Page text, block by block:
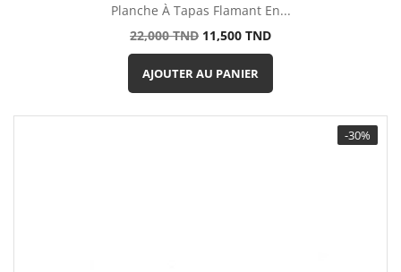
Planche À Tapas Flamant En...
Prix
de
base
22,000 TND Prix
11,500 TND
AJOUTER AU PANIER
-30%